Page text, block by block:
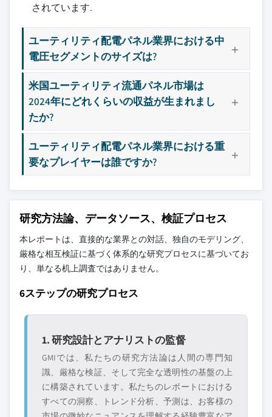
されています.
ユーティリティ配電パネル業界における中
電圧セグメントのサイズは?
米国ユーティリティ流通パネル市場は
2024年にどれくらいの収益が生まれまし
たか?
ユーティリティ配電パネル業界における重
要なプレイヤーは誰ですか?
研究方法論、データソース、検証プロセス
本レポートは、直接的な業界との対話、独自のモデリング、
厳格な相互検証に基づく体系的な研究プロセスに基づいてお
り、単なる机上調査ではありません。
6ステップの研究プロセス
1. 研究設計とアナリストの監督
GMIでは、私たちの研究方法論は人間の専門知
識、厳格な検証、そして完全な透明性の基盤の上
に構築されています。私たちのレポートにおける
すべての洞察、トレンド分析、予測は、お客様の